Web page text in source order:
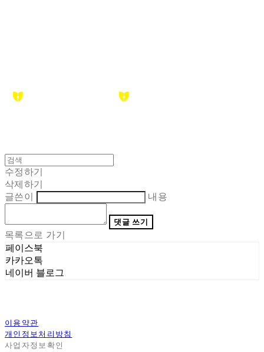
수정하기
삭제하기
글쓴이
내용
댓글 쓰기
목록으로 가기
페이스북
카카오톡
네이버 블로그
이용약관
개인정보처리방침
사업자정보확인